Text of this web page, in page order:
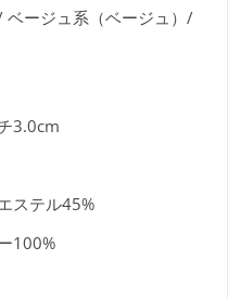
ージュ系（ベージュ）/
3.0cm
ステル45%
100%